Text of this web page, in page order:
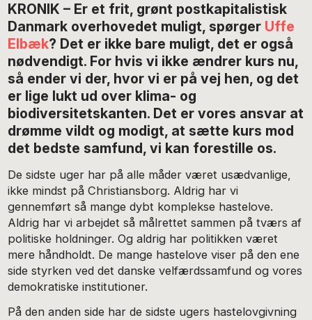
KRONIK – Er et frit, grønt postkapitalistisk
Danmark overhovedet muligt, spørger Uffe
Elbæk? Det er ikke bare muligt, det er også
nødvendigt. For hvis vi ikke ændrer kurs nu,
så ender vi der, hvor vi er på vej hen, og det
er lige lukt ud over klima- og
biodiversitetskanten. Det er vores ansvar at
drømme vildt og modigt, at sætte kurs mod
det bedste samfund, vi kan forestille os.
De sidste uger har på alle måder været usædvanlige,
ikke mindst på Christiansborg. Aldrig har vi
gennemført så mange dybt komplekse hastelove.
Aldrig har vi arbejdet så målrettet sammen på tværs af
politiske holdninger. Og aldrig har politikken været
mere håndholdt. De mange hastelove viser på den ene
side styrken ved det danske velfærdssamfund og vores
demokratiske institutioner.
På den anden side har de sidste ugers hastelovgivning